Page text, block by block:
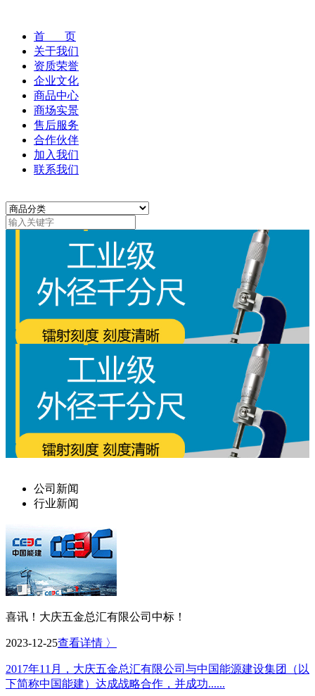
首 页
关于我们
资质荣誉
企业文化
商品中心
商场实景
售后服务
合作伙伴
加入我们
联系我们
公司新闻
行业新闻
喜讯！大庆五金总汇有限公司中标！
2023-12-25查看详情 〉
2017年11月，大庆五金总汇有限公司与中国能源建设集团（以
下简称中国能建）达成战略合作，并成功......